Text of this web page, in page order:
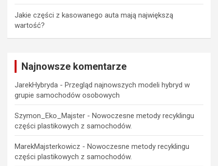
Jakie części z kasowanego auta mają największą
wartość?
Najnowsze komentarze
JarekHybryda - Przegląd najnowszych modeli hybryd w
grupie samochodów osobowych
Szymon_Eko_Majster - Nowoczesne metody recyklingu
części plastikowych z samochodów.
MarekMajsterkowicz - Nowoczesne metody recyklingu
części plastikowych z samochodów.